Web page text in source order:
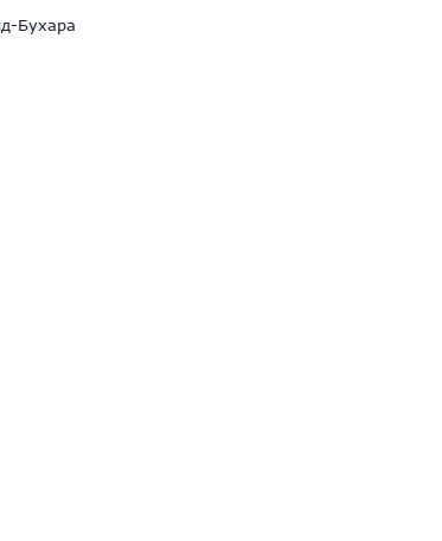
Бухара